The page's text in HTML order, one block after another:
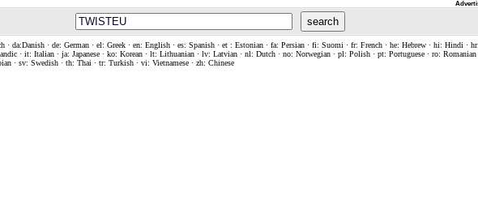
search
· da:Danish · de: German · el: Greek · en: English · es: Spanish · et : Estonian · fa: Persian · fi: Suomi · fr: French · he: Hebrew · hi: Hindi ·
· it: Italian · ja: Japanese · ko: Korean · lt: Lithuanian · lv: Latvian · nl: Dutch · no: Norwegian · pl: Polish · pt: Portuguese · ro: Romanian
· sv: Swedish · th: Thai · tr: Turkish · vi: Vietnamese · zh: Chinese